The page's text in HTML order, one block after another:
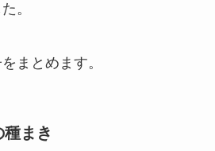
。
まとめます。
まき